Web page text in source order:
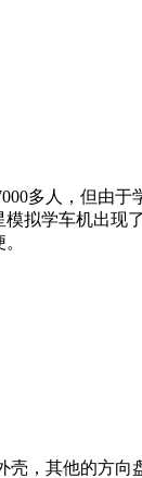
多人，但由
拟学车机出现
，其他的方